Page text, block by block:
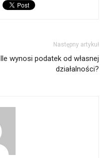
Następny artykuł
Ile wynosi podatek od własnej
działalności?